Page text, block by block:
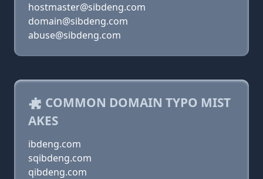
hostmaster@sibdeng.com
domain@sibdeng.com
abuse@sibdeng.com
COMMON DOMAIN TYPO MIST
AKES
ibdeng.com
sqibdeng.com
qibdeng.com